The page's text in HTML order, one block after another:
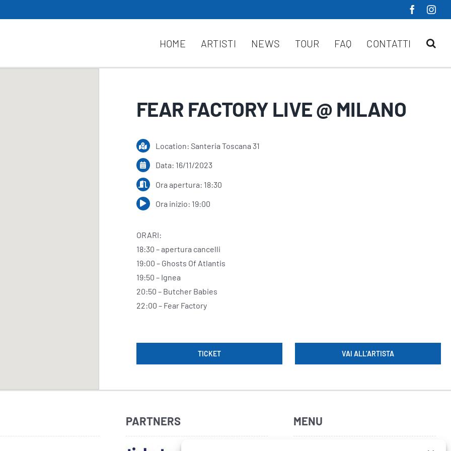
HOME ARTISTI NEWS TOUR FAQ CONTATTI
FEAR FACTORY LIVE @ MILANO
Location: Santeria Toscana 31
Data: 16/11/2023
Ora apertura: 18:30
Ora inizio: 19:00
ORARI:
18:30 – apertura cancelli
19:00 – Ghosts Of Atlantis
19:50 – Ignea
20:50 – Butcher Babies
22:00 – Fear Factory
TICKET VAI ALL’ARTISTA
PARTNERS MENU